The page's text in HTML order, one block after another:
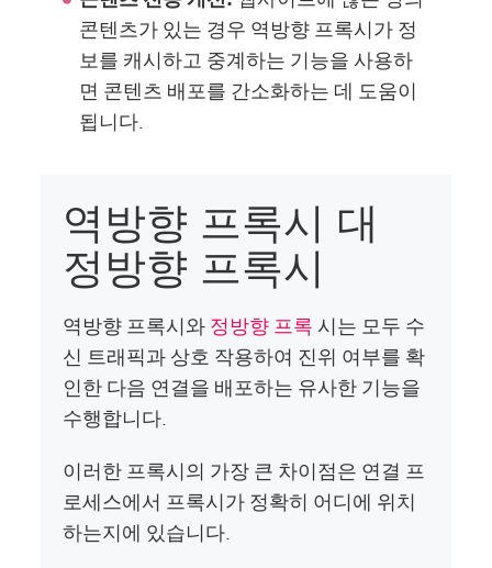
콘텐츠가 있는 경우 역방향 프록시가 정
보를 캐시하고 중계하는 기능을 사용하
면 콘텐츠 배포를 간소화하는 데 도움이
됩니다.
역방향 프록시 대
정방향 프록시
역방향 프록시와정방향 프록 시는 모두 수
신 트래픽과 상호 작용하여 진위 여부를 확
인한 다음 연결을 배포하는 유사한 기능을
수행합니다.
이러한 프록시의 가장 큰 차이점은 연결 프
로세스에서 프록시가 정확히 어디에 위치
하는지에 있습니다.